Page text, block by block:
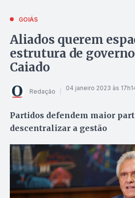
GOIÁS
Aliados querem
estrutura de
Caiado
Redação 04 janeiro 2023 às
Partidos defendem maior
descentralizar a gestão